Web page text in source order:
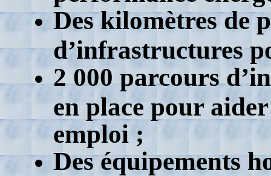
Des kilomètres de
d’infrastructures
2 000 parcours
en place pour
emploi ;
Des équipements